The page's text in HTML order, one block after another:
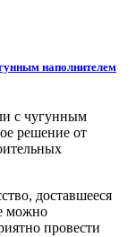
наполнителем
с чугунным
решение от
доставшееся
можно
провести